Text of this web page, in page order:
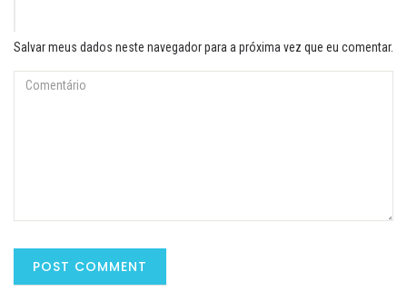
Salvar meus dados neste navegador para a próxima vez que eu comentar.